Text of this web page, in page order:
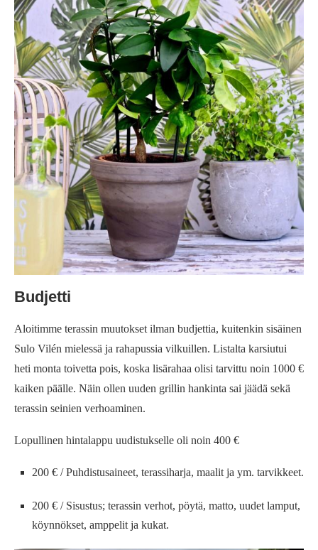
Budjetti
Aloitimme terassin muutokset ilman budjettia, kuitenkin sisäinen
Sulo Vilén mielessä ja rahapussia vilkuillen. Listalta karsiutui
heti monta toivetta pois, koska lisärahaa olisi tarvittu noin 1000 €
kaiken päälle. Näin ollen uuden grillin hankinta sai jäädä sekä
terassin seinien verhoaminen.
Lopullinen hintalappu uudistukselle oli noin 400 €
200 € / Puhdistusaineet, terassiharja, maalit ja ym. tarvikkeet.
200 € / Sisustus; terassin verhot, pöytä, matto, uudet lamput,
köynnökset, amppelit ja kukat.